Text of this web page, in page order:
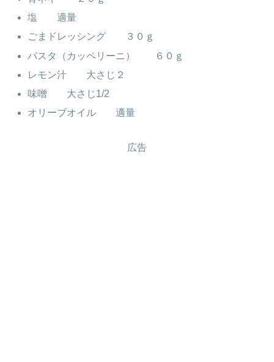
塩 適量
ごまドレッシング ３０ｇ
パスタ（カッペリーニ） ６０ｇ
レモン汁 大さじ２
味噌 大さじ1/2
オリーブオイル 適量
広告